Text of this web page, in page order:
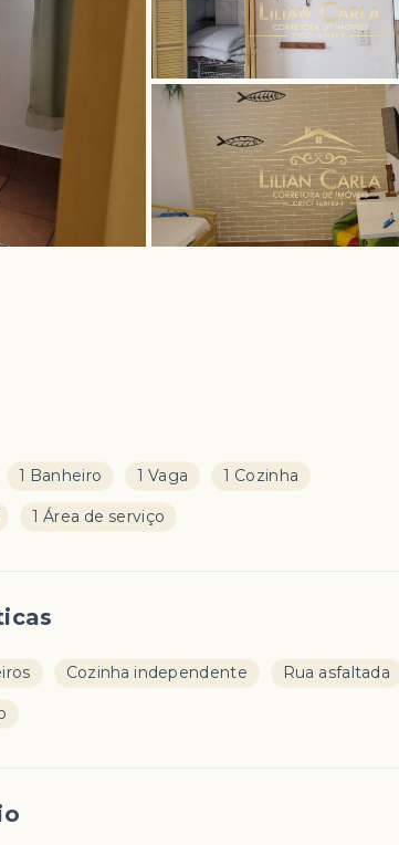
1 Banheiro 1 Vaga 1 Cozinha
1 Área de serviço
Cozinha independente Rua asfaltada